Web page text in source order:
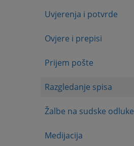
Uvjerenja i potvrde
Ovjere i prepisi
Prijem pošte
Razgledanje spisa
Žalbe na sudske odluke
Medijacija